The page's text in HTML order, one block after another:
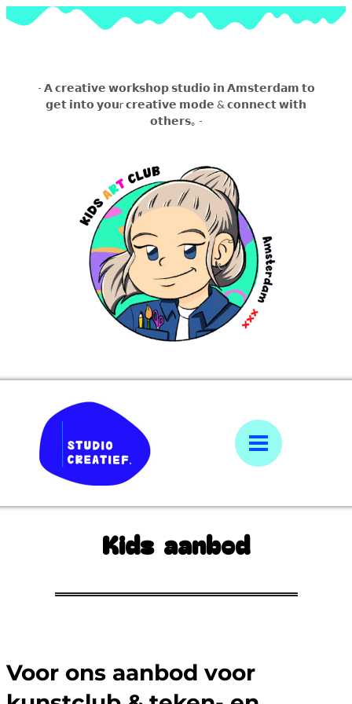
- 𝗔 𝗰𝗿𝗲𝗮𝘁𝗶𝘃𝗲 𝘄𝗼𝗿𝗸𝘀𝗵𝗼𝗽 𝘀𝘁𝘂𝗱𝗶𝗼 𝗶𝗻 𝗔𝗺𝘀𝘁𝗲𝗿𝗱𝗮𝗺 𝘁𝗼
𝗴𝗲𝘁 𝗶𝗻𝘁𝗼 𝘆𝗼𝘂r 𝗰𝗿𝗲𝗮𝘁𝗶𝘃𝗲 𝗺𝗼𝗱𝗲 & 𝗰𝗼𝗻𝗻𝗲𝗰𝘁 𝘄𝗶𝘁𝗵
𝗼𝘁𝗵𝗲𝗿𝘀｡ -
Kids aanbod
Voor ons aanbod voor